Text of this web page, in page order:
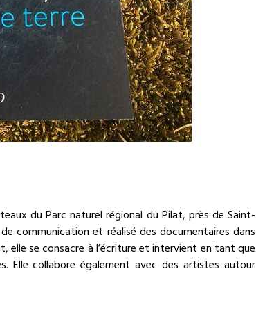
du Parc naturel régional du Pilat, près de Saint-
communication et réalisé des documentaires dans
elle se consacre à l’écriture et intervient en tant que
Elle collabore également avec des artistes autour